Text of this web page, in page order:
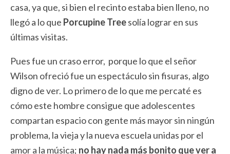
casa, ya que, si bien el recinto estaba bien lleno, no
llegó a lo que Porcupine Treesolía lograr en sus
últimas visitas.
Pues fue un craso error, porque lo que el señor
Wilson ofreció fue un espectáculo sin fisuras, algo
digno de ver. Lo primero de lo que me percaté es
cómo este hombre consigue que adolescentes
compartan espacio con gente más mayor sin ningún
problema, la vieja y la nueva escuela unidas por el
amor a la música; no hay nada más bonito que ver a